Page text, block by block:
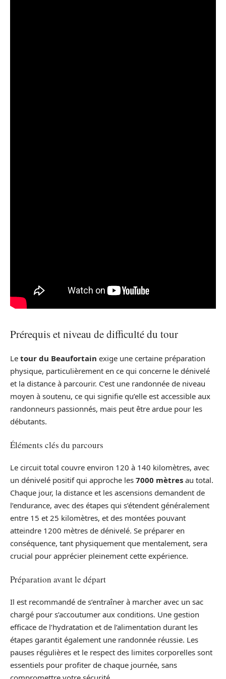
Prérequis et niveau de difficulté du tour
Le tour du Beaufortain exige une certaine préparation
physique, particulièrement en ce qui concerne le dénivelé
et la distance à parcourir. C’est une randonnée de niveau
moyen à soutenu, ce qui signifie qu’elle est accessible aux
randonneurs passionnés, mais peut être ardue pour les
débutants.
Éléments clés du parcours
Le circuit total couvre environ 120 à 140 kilomètres, avec
un dénivelé positif qui approche les 7000 mètres au total.
Chaque jour, la distance et les ascensions demandent de
l’endurance, avec des étapes qui s’étendent généralement
entre 15 et 25 kilomètres, et des montées pouvant
atteindre 1200 mètres de dénivelé. Se préparer en
conséquence, tant physiquement que mentalement, sera
crucial pour apprécier pleinement cette expérience.
Préparation avant le départ
Il est recommandé de s’entraîner à marcher avec un sac
chargé pour s’accoutumer aux conditions. Une gestion
efficace de l’hydratation et de l’alimentation durant les
étapes garantit également une randonnée réussie. Les
pauses régulières et le respect des limites corporelles sont
essentiels pour profiter de chaque journée, sans